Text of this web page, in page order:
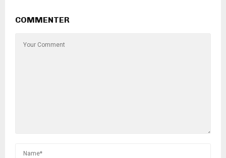
COMMENTER